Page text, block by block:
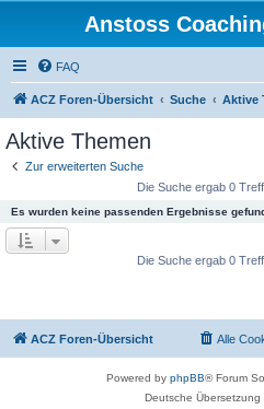
Anstoss
FAQ
ACZ Foren-Übersicht Suche Aktive
Aktive Themen
Zur erweiterten Suche
Die Suche ergab 0
Es wurden keine passenden Ergebnisse
Die Suche ergab 0
ACZ Foren-Übersicht Alle
Powered by phpBB® Forum
Deutsche Übersetzung